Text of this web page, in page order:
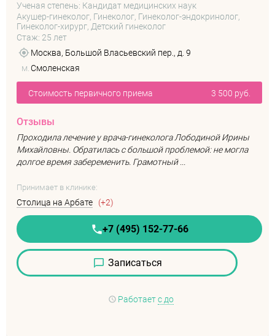
Ученая степень: Кандидат медицинских наук
Акушер-гинеколог, Гинеколог, Гинеколог-эндокринолог,
Гинеколог-хирург, Детский гинеколог
Стаж: 25 лет
Москва, Большой Власьевский пер., д. 9
м. Смоленская
Стоимость первичного приема 3 500 руб.
Отзывы
Проходила лечение у врача-гинеколога Лободиной Ирины
Михайловны. Обратилась с большой проблемой: не могла
долгое время забеременить. Грамотный ...
Принимает в клинике:
Столица на Арбате (+2)
+7 (495) 152-77-66
Записаться
Работает с до